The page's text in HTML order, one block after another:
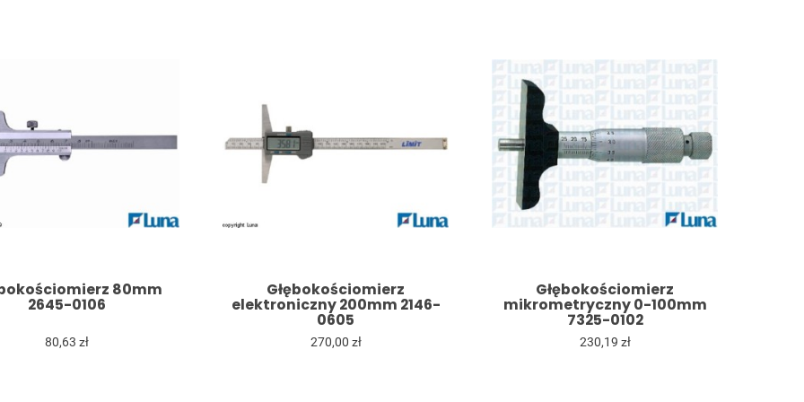
80mm
2645-0106
80,63 zł
Głębokościomierz
elektroniczny 200mm 2146-
0605
270,00 zł
Głębokościomierz
mikrometryczny 0-100mm
7325-0102
230,19 zł